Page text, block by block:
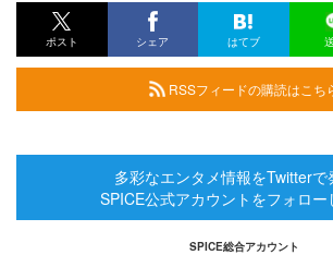
ポスト シェア はてブ
RSSフィードの購読はこち
多彩なエンタメ情報をTwitterで
SPICE公式アカウントをフォロー
SPICE総合アカウント